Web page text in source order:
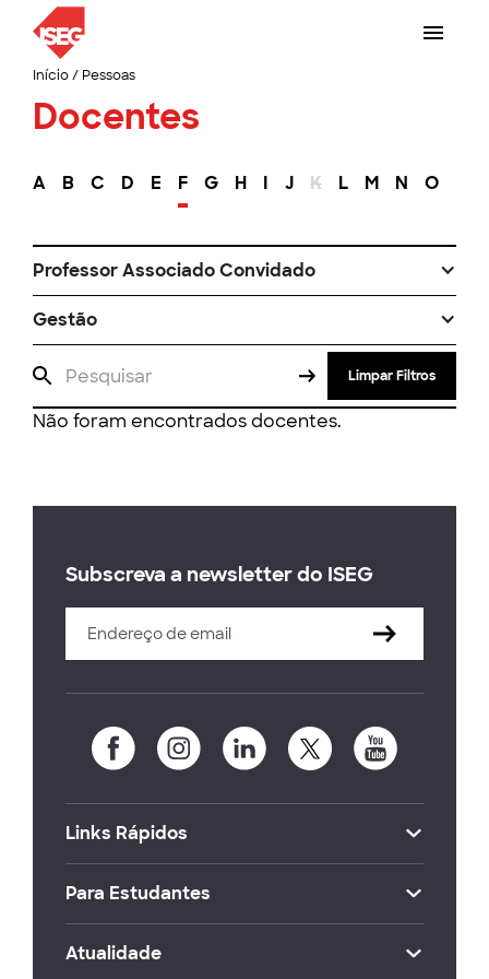
Início/ Pessoas
Docentes
A B C D E F G H I J K L M N O
Professor Associado Convidado
Gestão
Limpar Filtros
Não foram encontrados docentes.
Subscreva a newsletter do ISEG
Links Rápidos
Para Estudantes
Atualidade